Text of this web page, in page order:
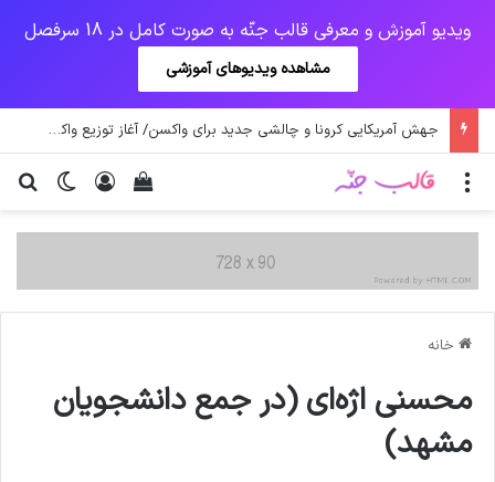
ویدیو آموزش و معرفی قالب جنّه به صورت کامل در 18 سرفصل
مشاهده ویدیوهای آموزشی
یک‌چهارم مرگ‌های روزانه کرونا در خوزستان / نگرانی از گسترش ویروس انگلیسی در تهران
تغییر ورود
دیدن سبد خرید منو
خانه
محسنی اژه‌ای (در جمع دانشجویان
مشهد)